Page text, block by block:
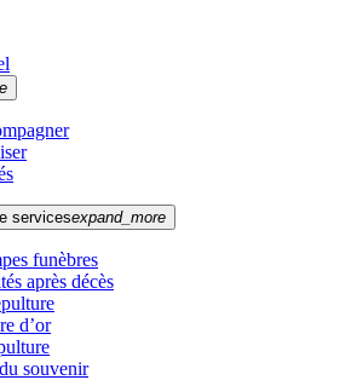
servicesexpand_more
funèbres
après décès
d’or
souvenir